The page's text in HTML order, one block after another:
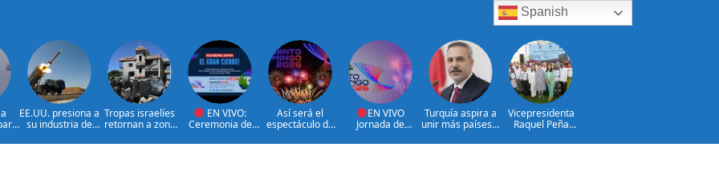
EE.UU. presiona a
su industria de
armamento
Tropas israelíes
retornan a zona
Líbano
EN VIVO:
Ceremonia de
XXV Juegos
Así será el
espectáculo de
Juegos
EN VIVO
Jornada de
Juegos
Turquía aspira a
unir más países a
Meca
Vicepresidenta
Raquel Peña
títulos de
Spanish